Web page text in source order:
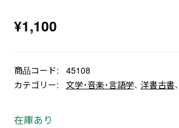
¥1,100
商品コード:
45108
カテゴリー:
文学・音楽・言語学、 洋書古書、
在庫あり